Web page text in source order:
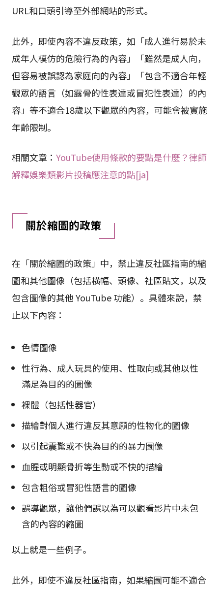
URL和口頭引導至外部網站的形式。
此外，即使內容不違反政策，如「成人進行易於未
成年人模仿的危險行為的內容」「雖然是成人向，
但容易被誤認為家庭向的內容」「包含不適合年輕
觀眾的語言（如露骨的性表達或冒犯性表達）的內
容」等不適合18歲以下觀眾的內容，可能會被實施
年齡限制。
相關文章： YouTube使用條款的要點是什麼？律師
解釋娛樂類影片投稿應注意的點[ja]
關於縮圖的政策
在「關於縮圖的政策」中，禁止違反社區指南的縮
圖和其他圖像（包括橫幅、頭像、社區貼文，以及
包含圖像的其他 YouTube 功能）。具體來說，禁
止以下內容：
色情圖像
性行為、成人玩具的使用、性取向或其他以性
滿足為目的的圖像
裸體（包括性器官）
描繪對個人進行違反其意願的性物化的圖像
以引起震驚或不快為目的的暴力圖像
血腥或明顯骨折等生動或不快的描繪
包含粗俗或冒犯性語言的圖像
誤導觀眾，讓他們誤以為可以觀看影片中未包
含的內容的縮圖
以上就是一些例子。
此外，即使不違反社區指南，如果縮圖可能不適合